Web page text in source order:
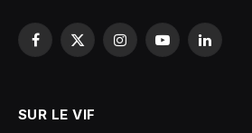
Facebook
X
InstagramYouTubeLinkedIn
SUR LE VIF